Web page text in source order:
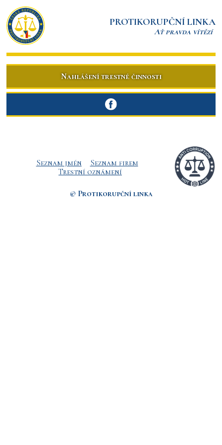
PROTIKORUPČNÍ LINKA
Ať pravda vítězí
Nahlášení trestné činnosti
Seznam jmén
Seznam firem
Trestní oznámení
© Protikorupční linka